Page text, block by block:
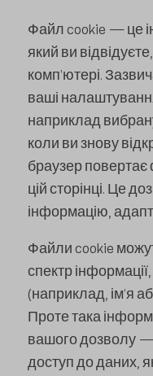
Файл cookie — це
який ви
комп’ютері.
ваші
наприклад
коли ви знову
браузер повертає
цій сторінці. Це
інформацію,
Файли cookie
спектр
(наприклад, ім’я
Проте така
вашого дозволу
доступ до даних,